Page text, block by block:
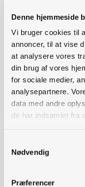
Denne hjemmeside
Vi bruger cookies til
annoncer, til at vise
at analysere vores
din brug af vores
for sociale medier,
analysepartnere.
data med andre
de har indsamlet fra
Nødvendig
Præferencer
de 20 procent,
Derfor er det netop
relaterbare
lasagne, der i
klimasyndere.
Hakket oksekød er
Men ifølge flere
skyldes primært, at
kødkvæg, og derfor